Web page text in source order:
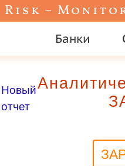
Risk –
Банки
Новый
отчет